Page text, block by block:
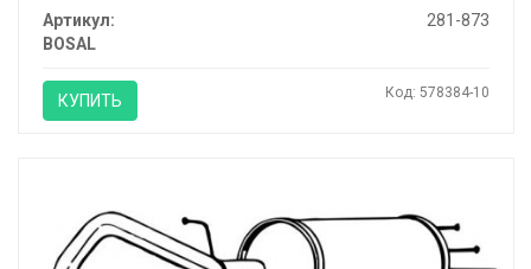
Артикул:
281-873
BOSAL
КУПИТЬ Код: 578384-10